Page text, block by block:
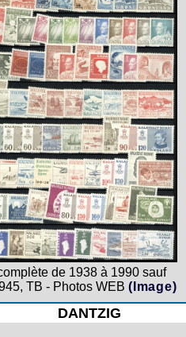
de 1938 à 1990 sauf
TB - Photos WEB (Image)
DANTZIG